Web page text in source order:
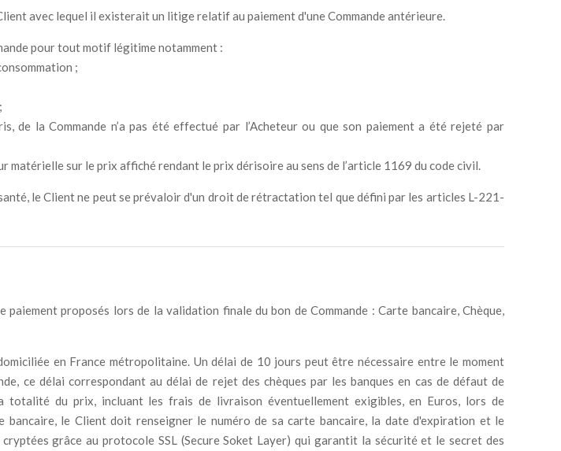
avec lequel il existerait un litige relatif au paiement d'une Commande antérieure.
pour tout motif légitime notamment :
;
de la Commande n’a pas été effectué par l’Acheteur ou que son paiement a été rejeté par
matérielle sur le prix affiché rendant le prix dérisoire au sens de l’article 1169 du code civil.
le Client ne peut se prévaloir d'un droit de rétractation tel que défini par les articles L-221-
proposés lors de la validation finale du bon de Commande : Carte bancaire, Chèque,
en France métropolitaine. Un délai de 10 jours peut être nécessaire entre le moment
ce délai correspondant au délai de rejet des chèques par les banques en cas de défaut de
du prix, incluant les frais de livraison éventuellement exigibles, en Euros, lors de
bancaire, le Client doit renseigner le numéro de sa carte bancaire, la date d'expiration et le
grâce au protocole SSL (Secure Soket Layer) qui garantit la sécurité et le secret des